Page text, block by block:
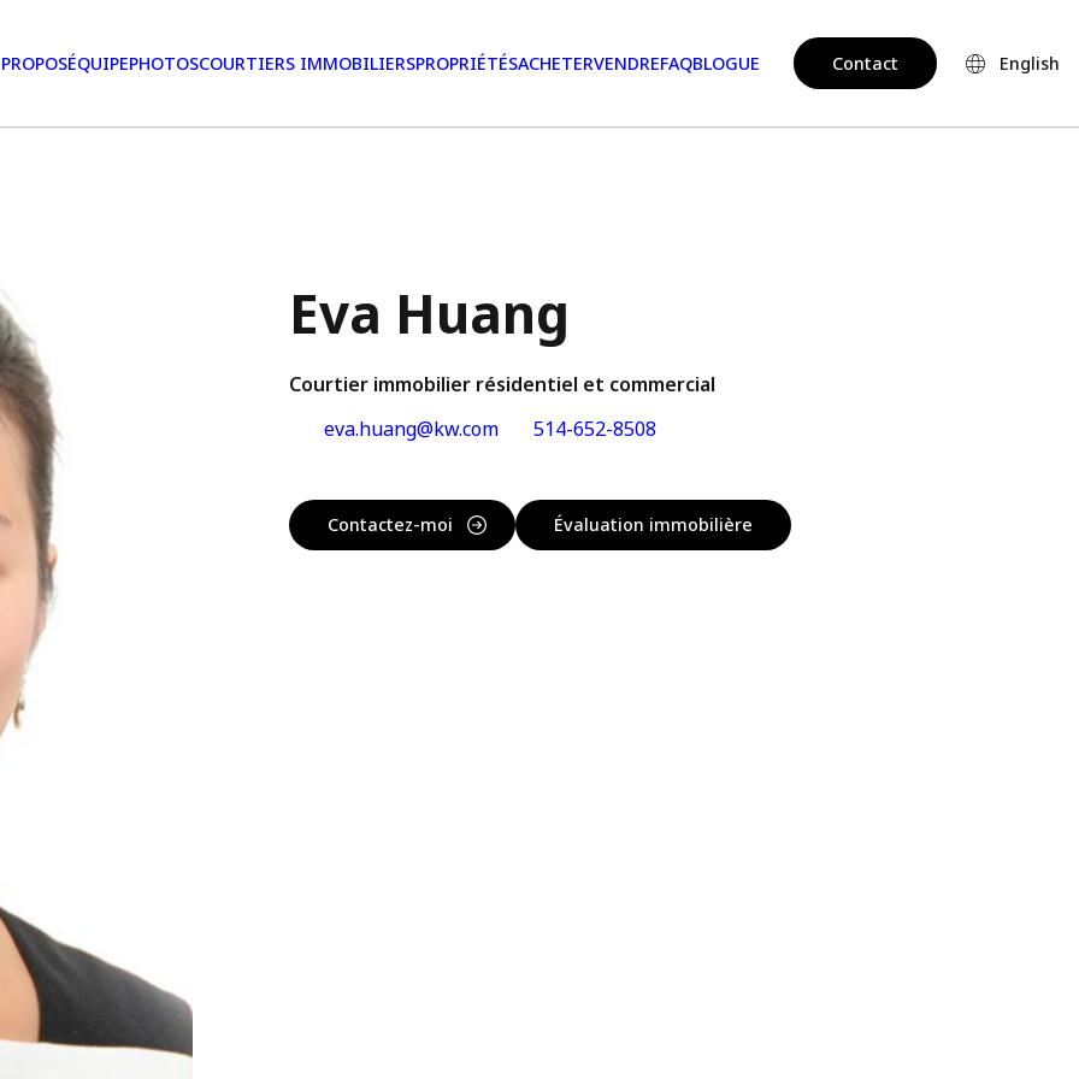
ÉQUIPEPHOTOSCOURTIERS IMMOBILIERSPROPRIÉTÉSACHETERVENDREFAQBLOGUE Contact English
Eva Huang
Courtier immobilier résidentiel et commercial
eva.huang@kw.com
514-652-8508
Contactez-moi Évaluation immobilière